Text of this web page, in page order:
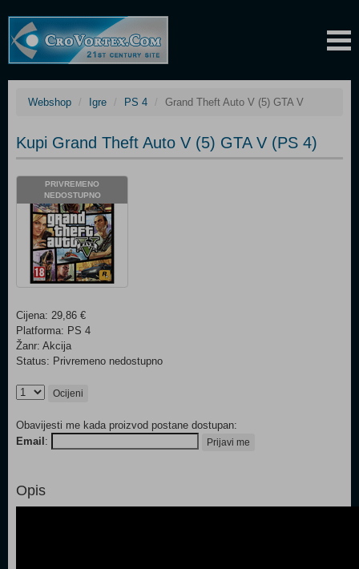
Webshop Igre PS 4 Grand Theft Auto V (5) GTA V
Kupi Grand Theft Auto V (5) GTA V (PS 4)
PRIVREMENO
NEDOSTUPNO
Cijena: 29,86 €
Platforma: PS 4
Žanr: Akcija
Status: Privremeno nedostupno
Ocijeni
Obavijesti me kada proizvod postane dostupan:
Email : Prijavi me
Opis